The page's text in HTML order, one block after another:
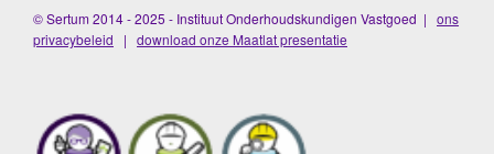
© Sertum 2014 - 2025 - Instituut Onderhoudskundigen Vastgoed | ons
privacybeleid | download onze Maatlat presentatie